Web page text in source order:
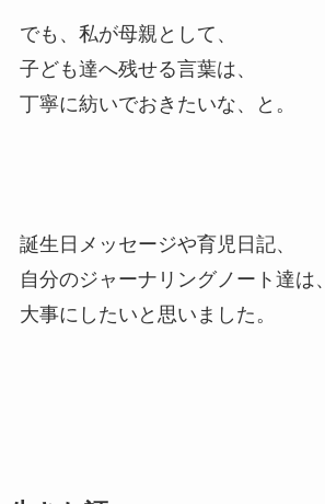
でも、私が母親として、
子ども達へ残せる言葉は、
丁寧に紡いでおきたいな、と。
誕生日メッセージや育児日記、
自分のジャーナリングノート達は、
大事にしたいと思いました。